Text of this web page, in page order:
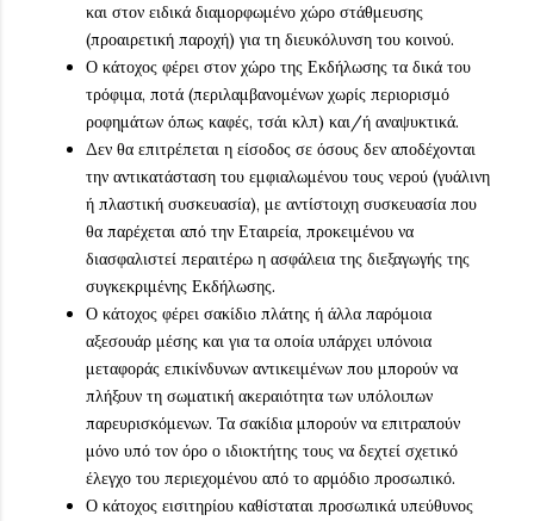
και στον ειδικά διαμορφωμένο χώρο στάθμευσης
(προαιρετική παροχή) για τη διευκόλυνση του κοινού.
Ο κάτοχος φέρει στον χώρο της Εκδήλωσης τα δικά του
τρόφιμα, ποτά (περιλαμβανομένων χωρίς περιορισμό
ροφημάτων όπως καφές, τσάι κλπ) και/ή αναψυκτικά.
Δεν θα επιτρέπεται η είσοδος σε όσους δεν αποδέχονται
την αντικατάσταση του εμφιαλωμένου τους νερού (γυάλινη
ή πλαστική συσκευασία), με αντίστοιχη συσκευασία που
θα παρέχεται από την Εταιρεία, προκειμένου να
διασφαλιστεί περαιτέρω η ασφάλεια της διεξαγωγής της
συγκεκριμένης Εκδήλωσης.
Ο κάτοχος φέρει σακίδιο πλάτης ή άλλα παρόμοια
αξεσουάρ μέσης και για τα οποία υπάρχει υπόνοια
μεταφοράς επικίνδυνων αντικειμένων που μπορούν να
πλήξουν τη σωματική ακεραιότητα των υπόλοιπων
παρευρισκόμενων. Τα σακίδια μπορούν να επιτραπούν
μόνο υπό τον όρο ο ιδιοκτήτης τους να δεχτεί σχετικό
έλεγχο του περιεχομένου από το αρμόδιο προσωπικό.
Ο κάτοχος εισιτηρίου καθίσταται προσωπικά υπεύθυνος